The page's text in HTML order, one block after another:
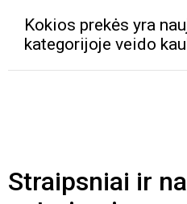
Kokios prekės yra
kategorijoje veido
Straipsniai ir